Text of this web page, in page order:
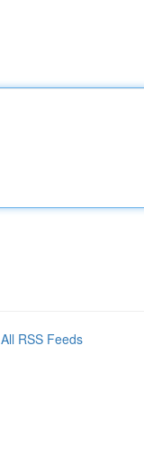
All RSS Feeds